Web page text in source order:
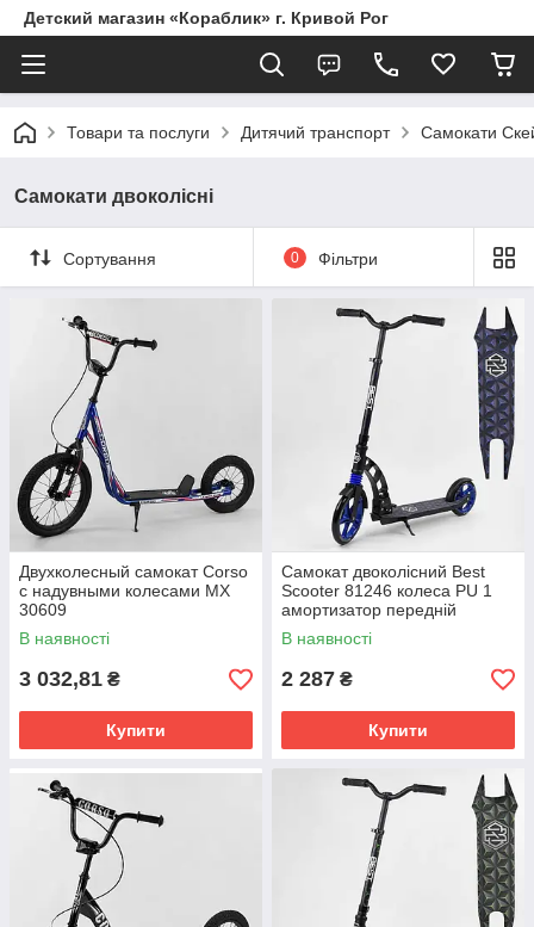
Детский магазин «Кораблик» г. Кривой Рог
Товари та послуги Дитячий транспорт Самокати
Самокати двоколісні
Сортування 0 Фільтри
Двухколесный самокат Corso
с надувными колесами МХ
30609
В наявності
3 032,81 ₴
Купити
Самокат двоколісний Best
Scooter 81246 колеса PU 1
амортизатор передній
Чорно-синій
В наявності
2 287 ₴
Купити